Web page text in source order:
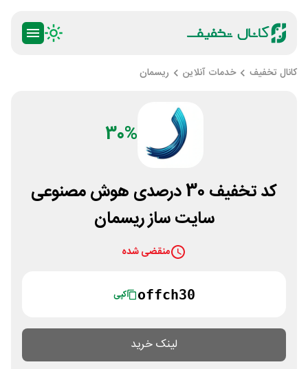
کانال تخفیف خدمات آنلاین ریسمان
30%
کد تخفیف 30 درصدی هوش مصنوعی
سایت ساز ریسمان
منقضی شده
offch30 کپی
لینک خرید